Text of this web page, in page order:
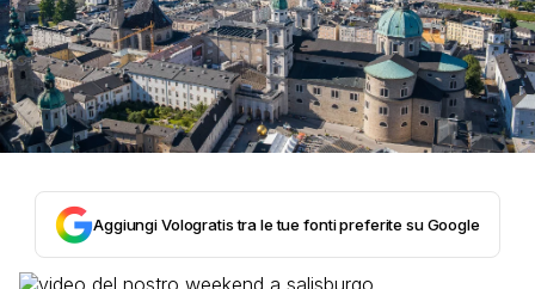
Aggiungi Vologratis tra le tue fonti preferite su Google